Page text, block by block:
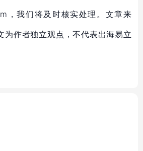
，我们将及时核实处理。文章来
为作者独立观点，不代表出海易立